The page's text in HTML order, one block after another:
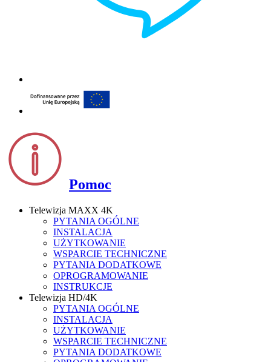
Pomoc
Telewizja MAXX 4K
PYTANIA OGÓLNE
INSTALACJA
UŻYTKOWANIE
WSPARCIE TECHNICZNE
PYTANIA DODATKOWE
OPROGRAMOWANIE
INSTRUKCJE
Telewizja HD/4K
PYTANIA OGÓLNE
INSTALACJA
UŻYTKOWANIE
WSPARCIE TECHNICZNE
PYTANIA DODATKOWE